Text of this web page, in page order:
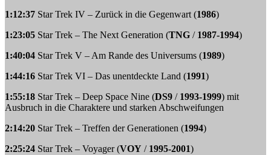
1:12:37 Star Trek IV – Zurück in die Gegenwart (1986)
1:23:05 Star Trek – The Next Generation (TNG / 1987-1994)
1:40:04 Star Trek V – Am Rande des Universums (1989)
1:44:16 Star Trek VI – Das unentdeckte Land (1991)
1:55:18 Star Trek – Deep Space Nine (DS9 / 1993-1999) mit
Ausbruch in die Charaktere und starken Abschweifungen
2:14:20 Star Trek – Treffen der Generationen (1994)
2:25:24 Star Trek – Voyager (VOY / 1995-2001)